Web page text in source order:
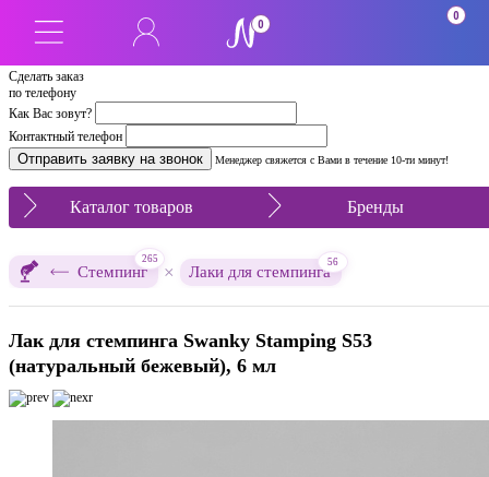
Сделать заказ
по телефону
Как Вас зовут?
Контактный телефон
Менеджер свяжется с Вами в течение 10-ти минут!
0
0
Каталог товаров Бренды
Стемпинг
265
× Лаки для стемпинга
56
Лак для стемпинга Swanky Stamping S53
(натуральный бежевый), 6 мл